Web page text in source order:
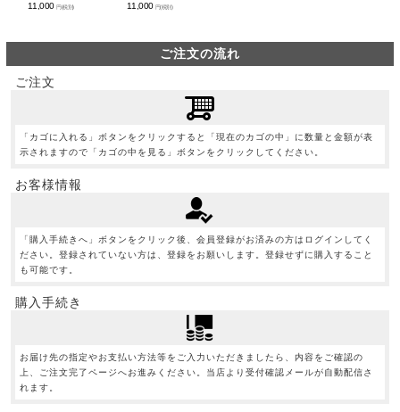
11,000円(税別)
11,000 円(税別)
ご注文の流れ
ご注文
「カゴに入れる」ボタンをクリックすると「現在のカゴの中」に数量と金額が表
示されますので「カゴの中を見る」ボタンをクリックしてください。
お客様情報
「購入手続きへ」ボタンをクリック後、会員登録がお済みの方はログインしてく
ださい。登録されていない方は、登録をお願いします。登録せずに購入すること
も可能です。
購入手続き
お届け先の指定やお支払い方法等をご入力いただきましたら、内容をご確認の
上、ご注文完了ページへお進みください。当店より受付確認メールが自動配信さ
れます。